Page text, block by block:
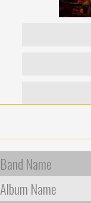
Band Name
Album Name